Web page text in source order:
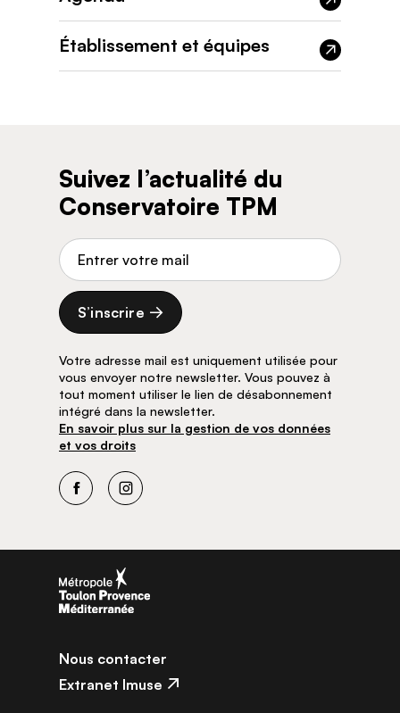
Établissement et équipes
Suivez l’actualité du
Conservatoire TPM
Adresse de courriel
S’inscrire
Votre adresse mail est uniquement utilisée pour
vous envoyer notre newsletter. Vous pouvez à
tout moment utiliser le lien de désabonnement
intégré dans la newsletter.
En savoir plus sur la gestion de vos données
et vos droits
FacebookInstagram
Nous contacter
Extranet Imuse